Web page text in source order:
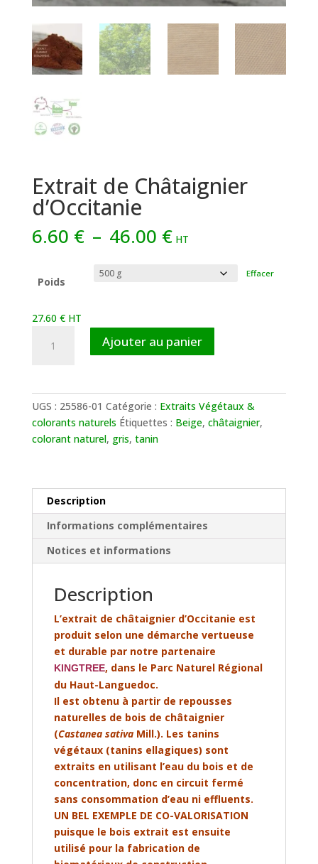
Extrait de Châtaignier
d’Occitanie
6.60 € – 46.00 €Plage
de
6.60 €
HT
Poids
Effacer
27.60 € HT
d'Occitanie
Ajouter au panier
UGS : 25586-01 Catégorie : Extraits Végétaux &
colorants naturels Étiquettes : Beige, châtaignier,
colorant naturel, gris, tanin
Description
Informations complémentaires
Notices et informations
Description
L’extrait de châtaignier d’Occitanie est
produit selon une démarche vertueuse
et durable par notre partenaire
KINGTREE, dans le Parc Naturel Régional
du Haut-Languedoc.
Il est obtenu à partir de repousses
naturelles de bois de châtaignier
(Castanea sativaMill.). Les tanins
végétaux (tanins ellagiques) sont
extraits en utilisant l’eau du bois et de
concentration, donc en circuit fermé
sans consommation d’eau ni effluents.
UN BEL EXEMPLE DE CO-VALORISATION
puisque le bois extrait est ensuite
utilisé pour la fabrication de